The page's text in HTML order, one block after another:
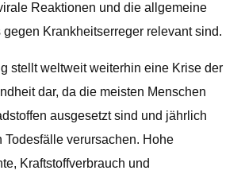
Reaktionen und die allgemeine
Krankheitserreger relevant sind.
stellt weltweit weiterhin eine Krise der
dar, da die meisten Menschen
ausgesetzt sind und jährlich
Todesfälle verursachen. Hohe
Kraftstoffverbrauch und